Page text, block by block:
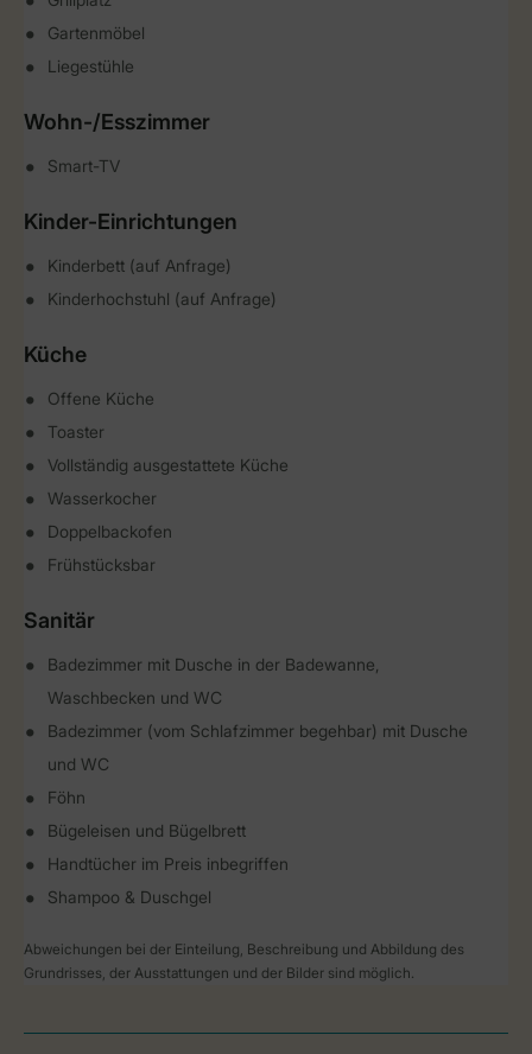
Gartenmöbel
Liegestühle
Wohn-/Esszimmer
Smart-TV
Kinder-Einrichtungen
Kinderbett (auf Anfrage)
Kinderhochstuhl (auf Anfrage)
Küche
Offene Küche
Toaster
Vollständig ausgestattete Küche
Wasserkocher
Doppelbackofen
Frühstücksbar
Sanitär
Badezimmer mit Dusche in der Badewanne,
Waschbecken und WC
Badezimmer (vom Schlafzimmer begehbar) mit Dusche
und WC
Föhn
Bügeleisen und Bügelbrett
Handtücher im Preis inbegriffen
Shampoo & Duschgel
Abweichungen bei der Einteilung, Beschreibung und Abbildung des
Grundrisses, der Ausstattungen und der Bilder sind möglich.